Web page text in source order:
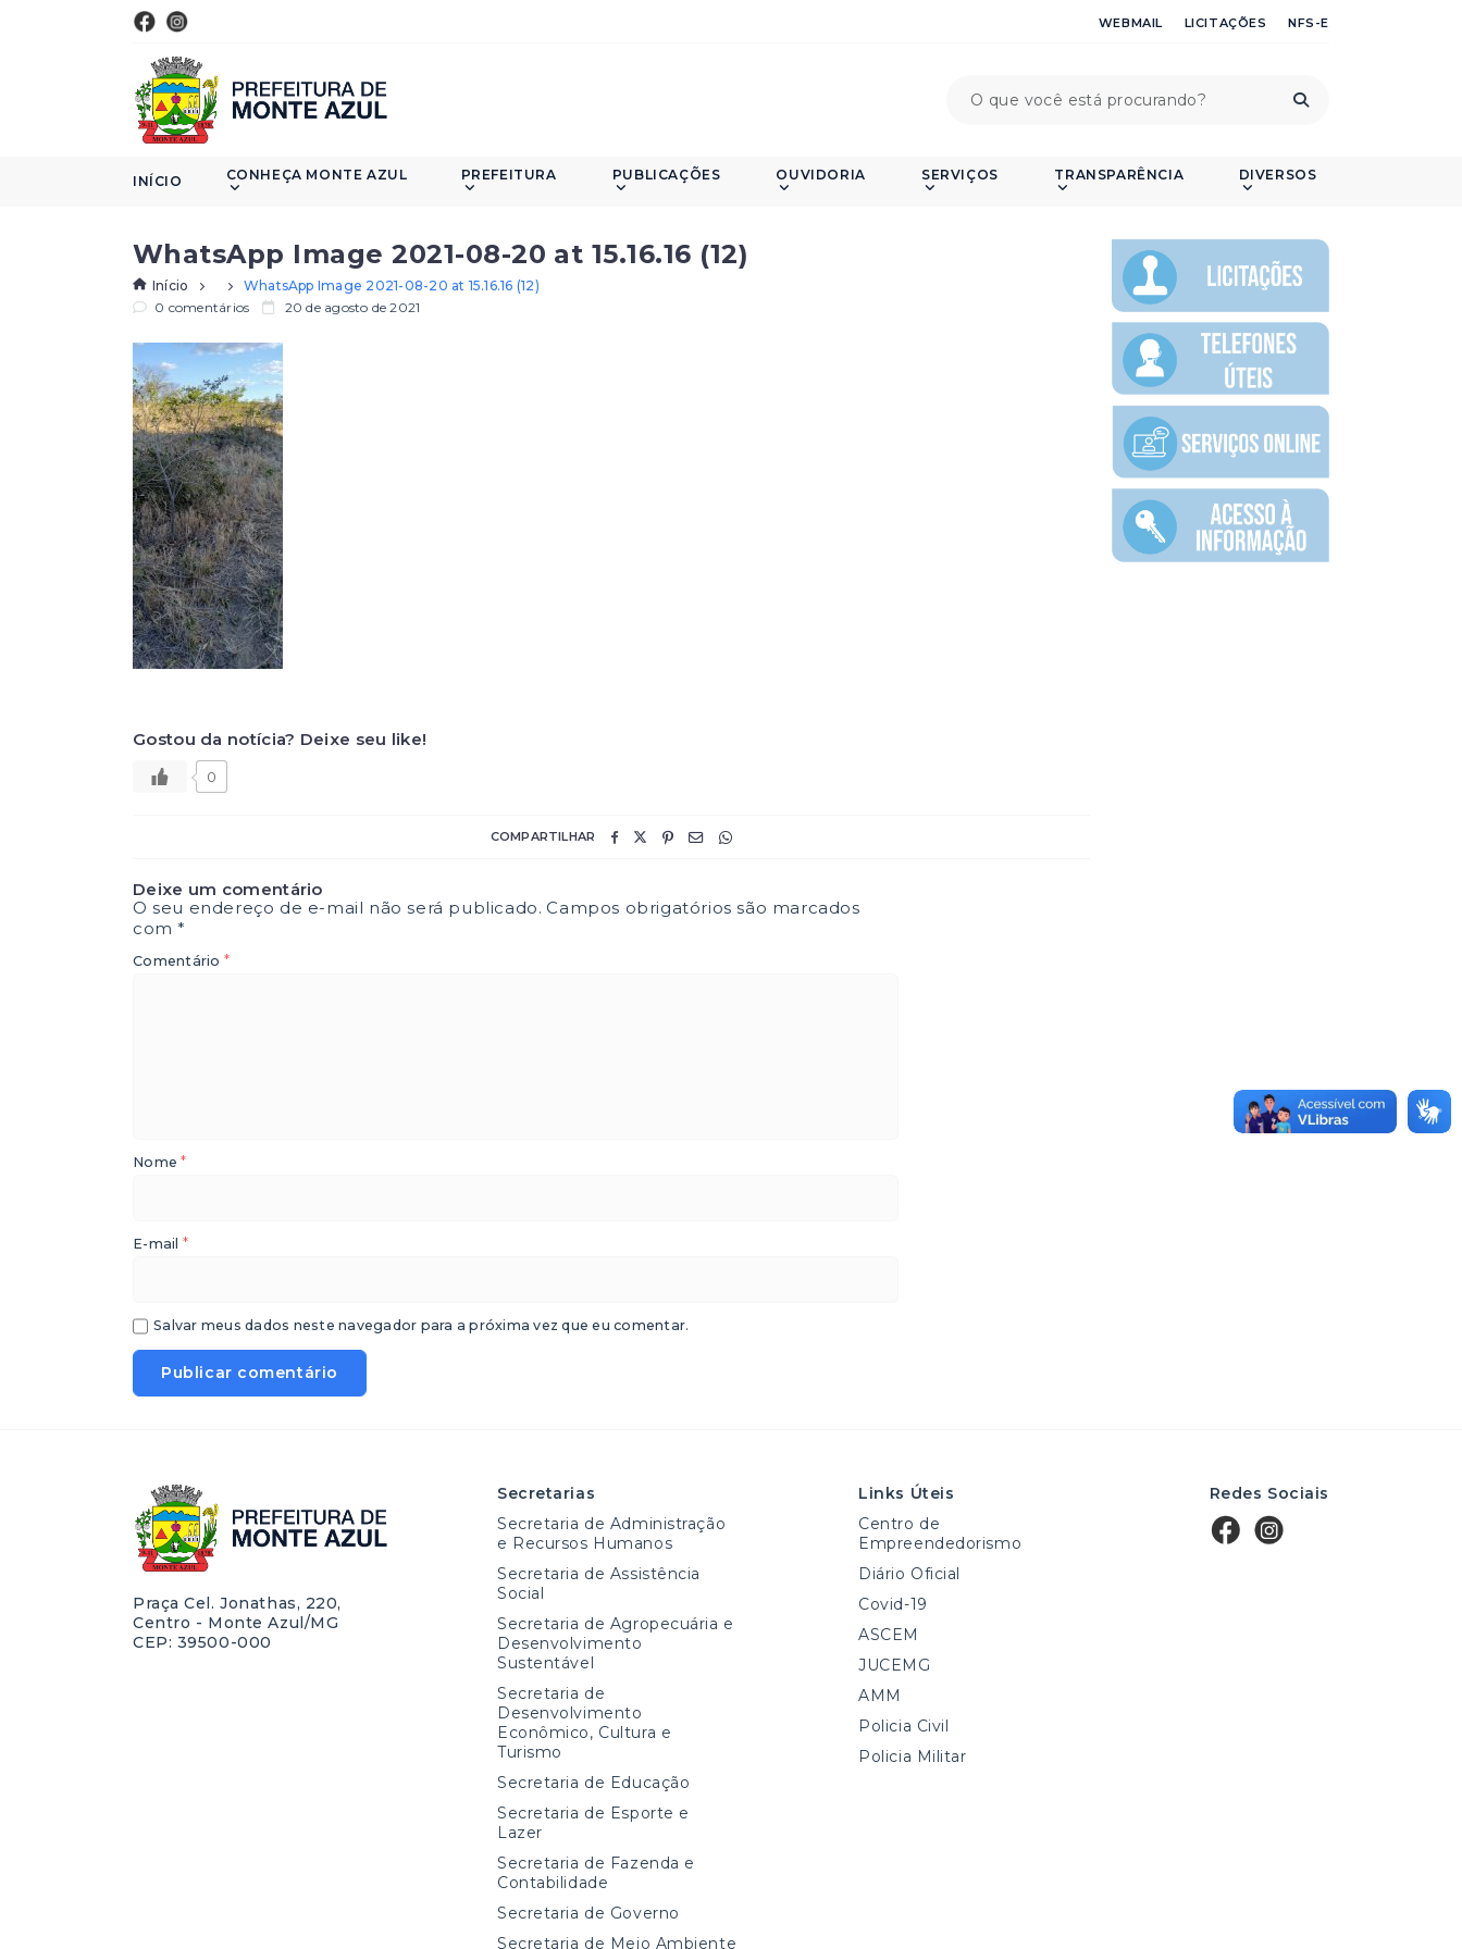
WEBMAIL LICITAÇÕES NFS-E
INÍCIO CONHEÇA MONTE AZUL PREFEITURA PUBLICAÇÕES OUVIDORIA SERVIÇOS TRANSPARÊNCIA DIVERSOS
WhatsApp Image 2021-08-20 at 15.16.16 (12)
Início
WhatsApp Image 2021-08-20 at 15.16.16 (12)
0 comentários
20 de agosto de 2021
Gostou da notícia? Deixe seu like!
0
COMPARTILHAR
Deixe um comentário
O seu endereço de e-mail não será publicado. Campos obrigatórios são marcados
com*
Comentário *
Nome*
E-mail *
Salvar meus dados neste navegador para a próxima vez que eu comentar.
Praça Cel. Jonathas, 220,
Centro - Monte Azul/MG
CEP: 39500-000
Secretarias
Secretaria de Administração
e Recursos Humanos
Secretaria de Assistência
Social
Secretaria de Agropecuária e
Desenvolvimento
Sustentável
Secretaria de
Desenvolvimento
Econômico, Cultura e
Turismo
Secretaria de Educação
Secretaria de Esporte e
Lazer
Secretaria de Fazenda e
Contabilidade
Secretaria de Governo
Secretaria de Meio Ambiente
Links Úteis
Centro de
Empreendedorismo
Diário Oficial
Covid-19
ASCEM
JUCEMG
AMM
Policia Civil
Policia Militar
Redes Sociais